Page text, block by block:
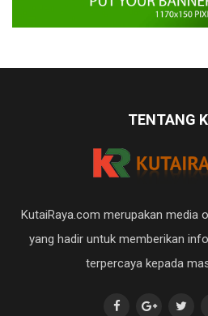
TENTANG
KutaiRaya.com merupakan media
yang hadir untuk memberikan
terpercaya kepada